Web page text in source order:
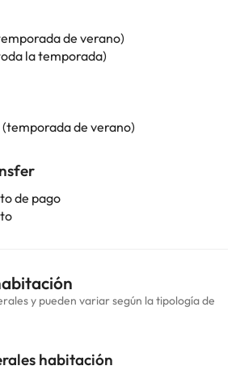
de verano)
la temporada)
de verano)
de pago
y pueden variar según la tipología de
habitación